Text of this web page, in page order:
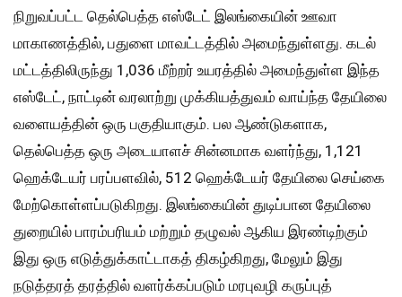
நிறுவப்பட்ட தெல்பெத்த எஸ்டேட் இலங்கையின் ஊவா
மாகாணத்தில், பதுளை மாவட்டத்தில் அமைந்துள்ளது. கடல்
மட்டத்திலிருந்து 1,036 மீற்றர் உயரத்தில் அமைந்துள்ள இந்த
எஸ்டேட், நாட்டின் வரலாற்று முக்கியத்துவம் வாய்ந்த தேயிலை
வளையத்தின் ஒரு பகுதியாகும். பல ஆண்டுகளாக,
தெல்பெத்த ஒரு அடையாளச் சின்னமாக வளர்ந்து, 1,121
ஹெக்டேயர் பரப்பளவில், 512 ஹெக்டேயர் தேயிலை செய்கை
மேற்கொள்ளப்படுகிறது. இலங்கையின் துடிப்பான தேயிலை
துறையில் பாரம்பரியம் மற்றும் தழுவல் ஆகிய இரண்டிற்கும்
இது ஒரு எடுத்துக்காட்டாகத் திகழ்கிறது, மேலும் இது
நடுத்தரத் தரத்தில் வளர்க்கப்படும் மரபுவழி கருப்புத்